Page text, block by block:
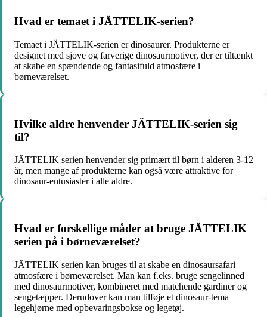
Hvad er temaet i JÄTTELIK-serien?
Temaet i JÄTTELIK-serien er dinosaurer. Produkterne er
designet med sjove og farverige dinosaurmotiver, der er tiltænkt
at skabe en spændende og fantasifuld atmosfære i
børneværelset.
Hvilke aldre henvender JÄTTELIK-serien sig
til?
JÄTTELIK serien henvender sig primært til børn i alderen 3-12
år, men mange af produkterne kan også være attraktive for
dinosaur-entusiaster i alle aldre.
Hvad er forskellige måder at bruge JÄTTELIK
serien på i børneværelset?
JÄTTELIK serien kan bruges til at skabe en dinosaursafari
atmosfære i børneværelset. Man kan f.eks. bruge sengelinned
med dinosaurmotiver, kombineret med matchende gardiner og
sengetæpper. Derudover kan man tilføje et dinosaur-tema
legehjørne med opbevaringsbokse og legetøj.